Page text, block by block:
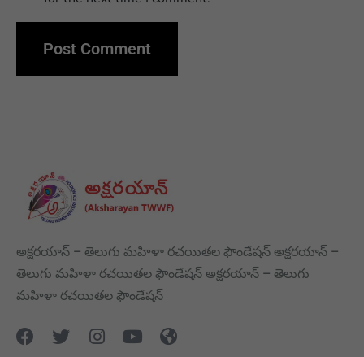
అక్షరయాన్ – తెలుగు మహిళా రచయితల ఫౌండేషన్ అక్షరయాన్ –
తెలుగు మహిళా రచయితల ఫౌండేషన్ అక్షరయాన్ – తెలుగు
మహిళా రచయితల ఫౌండేషన్